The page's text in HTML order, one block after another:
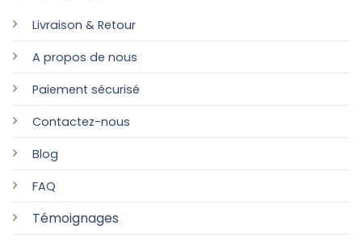
Livraison & Retour
A propos de nous
Paiement sécurisé
Contactez-nous
Blog
FAQ
Témoignages